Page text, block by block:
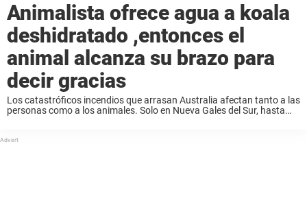
Animalista ofrece agua a koala
deshidratado ,entonces el
animal alcanza su brazo para
decir gracias
Los catastróficos incendios que arrasan Australia afectan tanto a las
personas como a los animales. Solo en Nueva Gales del Sur, hasta